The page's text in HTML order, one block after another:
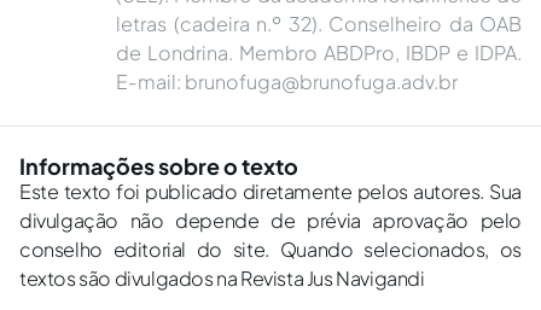
letras (cadeira n.º 32). Conselheiro da OAB
de Londrina. Membro ABDPro, IBDP e IDPA.
E-mail: brunofuga@brunofuga.adv.br
Informações sobre o texto
Este texto foi publicado diretamente pelos autores. Sua
divulgação não depende de prévia aprovação pelo
conselho editorial do site. Quando selecionados, os
textos são divulgados na Revista Jus Navigandi